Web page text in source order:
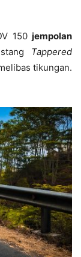
150 jempolan
Tappered
tikungan.